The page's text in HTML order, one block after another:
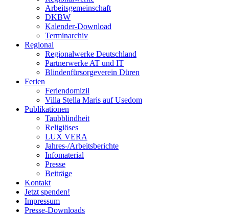
Arbeitsgemeinschaft
DKBW
Kalender-Download
Terminarchiv
Regional
Regionalwerke Deutschland
Partnerwerke AT und IT
Blindenfürsorgeverein Düren
Ferien
Feriendomizil
Villa Stella Maris auf Usedom
Publikationen
Taubblindheit
Religiöses
LUX VERA
Jahres-/​Arbeitsberichte
Infomaterial
Presse
Beiträge
Kontakt
Jetzt spenden!
Impressum
Presse-Downloads